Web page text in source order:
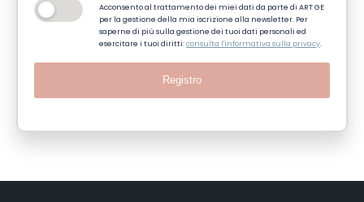
Acconsento al trattamento dei miei dati da parte di ART GE
per la gestione della mia iscrizione alla newsletter. Per
saperne di più sulla gestione dei tuoi dati personali ed
esercitare i tuoi diritti:consulta l'informativa sulla privacy.
Registro